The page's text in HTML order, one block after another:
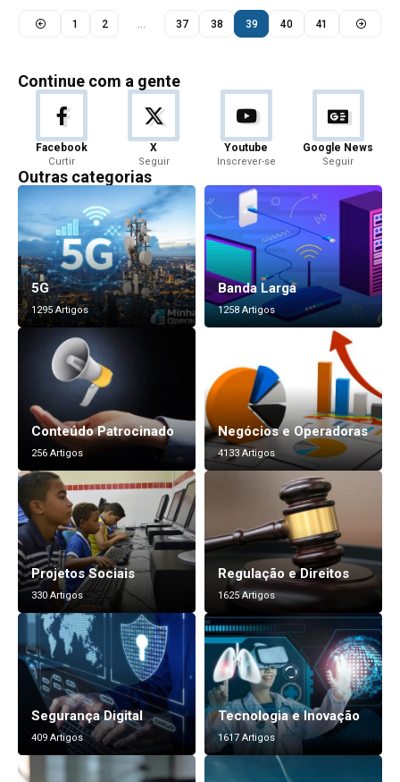
1 2 37 38 39 40 41
Continue com a gente
Facebook
Curtir
X
Seguir
Youtube
Inscrever-se
Google News
Seguir
Outras categorias
5G
1295 Artigos
Banda Larga
1258 Artigos
Conteúdo Patrocinado
256 Artigos
Negócios e Operadoras
4133 Artigos
Projetos Sociais
330 Artigos
Regulação e Direitos
1625 Artigos
Segurança Digital
409 Artigos
Tecnologia e Inovação
1617 Artigos